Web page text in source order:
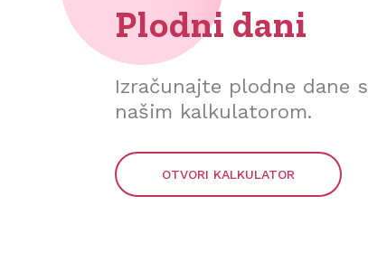
Plodni dani
Izračunajte plodne dane s
našim kalkulatorom.
OTVORI KALKULATOR